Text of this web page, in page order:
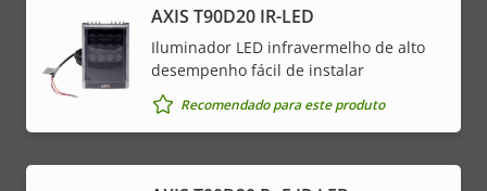
AXIS T90D20 IR-LED
Iluminador LED infravermelho de alto
desempenho fácil de instalar
Recomendado para este produto